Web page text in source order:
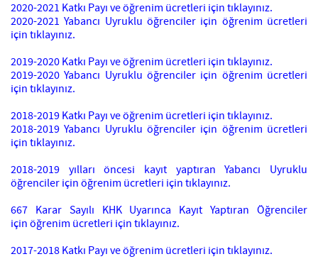
2020-2021 Katkı Payı ve öğrenim ücretleri için tıklayınız.
2020-2021 Yabancı Uyruklu öğrenciler için öğrenim ücretleri
için tıklayınız.
2019-2020 Katkı Payı ve öğrenim ücretleri için tıklayınız.
2019-2020 Yabancı Uyruklu öğrenciler için öğrenim ücretleri
için tıklayınız.
2018-2019 Katkı Payı ve öğrenim ücretleri için tıklayınız.
2018-2019 Yabancı Uyruklu öğrenciler için öğrenim ücretleri
için tıklayınız.
2018-2019 yılları öncesi kayıt yaptıran Yabancı Uyruklu
öğrenciler için öğrenim ücretleri için tıklayınız.
667 Karar Sayılı KHK Uyarınca Kayıt Yaptıran Öğrenciler
için öğrenim ücretleri için tıklayınız.
2017-2018 Katkı Payı ve öğrenim ücretleri için tıklayınız.